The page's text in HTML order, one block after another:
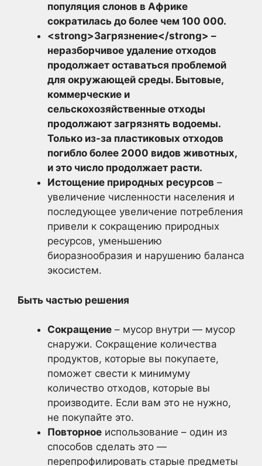
популяция слонов в Африке
сократилась до более чем 100 000.
<strong>Загрязнение</strong> –
неразборчивое удаление отходов
продолжает оставаться проблемой
для окружающей среды. Бытовые,
коммерческие и
сельскохозяйственные отходы
продолжают загрязнять водоемы.
Только из-за пластиковых отходов
погибло более 2000 видов животных,
и это число продолжает расти.
Истощение природных ресурсов –
увеличение численности населения и
последующее увеличение потребления
привели к сокращению природных
ресурсов, уменьшению
биоразнообразия и нарушению баланса
экосистем.
Быть частью решения
Сокращение – мусор внутри — мусор
снаружи. Сокращение количества
продуктов, которые вы покупаете,
поможет свести к минимуму
количество отходов, которые вы
производите. Если вам это не нужно,
не покупайте это.
Повторное использование – один из
способов сделать это —
перепрофилировать старые предметы